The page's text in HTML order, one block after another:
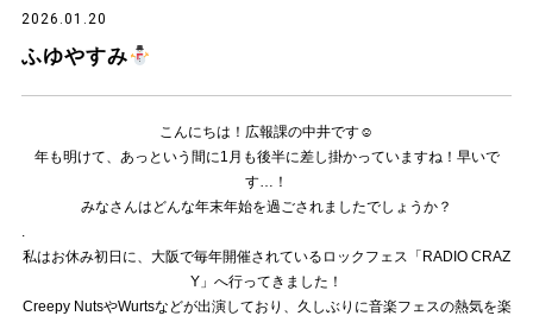
2026.01.20
ふゆやすみ
こんにちは！広報課の中井です☺︎
年も明けて、あっという間に1月も後半に差し掛かっていますね！早いで
す…！
みなさんはどんな年末年始を過ごされましたでしょうか？
.
私はお休み初日に、大阪で毎年開催されているロックフェス「RADIO CRAZ
Y」へ行ってきました！
Creepy NutsやWurtsなどが出演しており、久しぶりに音楽フェスの熱気を楽